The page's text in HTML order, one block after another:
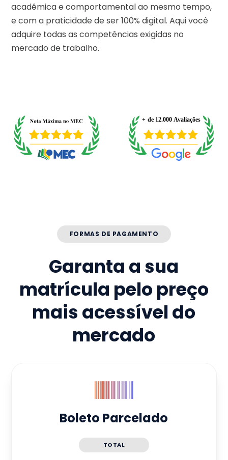
acadêmica e comportamental ao mesmo tempo,
e com a praticidade de ser 100% digital. Aqui você
adquire todas as competências exigidas no
mercado de trabalho.
FORMAS DE PAGAMENTO
Garanta a sua
matrícula pelo preço
mais acessível do
mercado
Boleto Parcelado
TOTAL